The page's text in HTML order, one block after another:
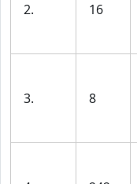
2. 16
3. 8